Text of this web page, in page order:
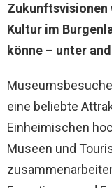
Zukunftsvisionen
Kultur im
könne – unter
eine beliebte
Einheimischen
Museen und